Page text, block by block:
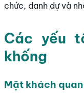
chức, danh dự và
Các yếu
khống
Mặt khách